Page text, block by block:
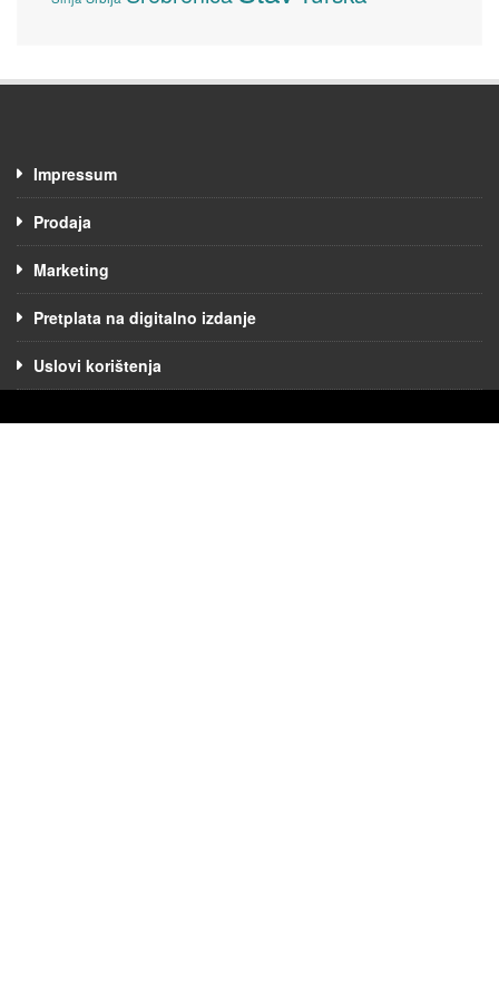
Impressum
Prodaja
Marketing
Pretplata na digitalno izdanje
Uslovi korištenja